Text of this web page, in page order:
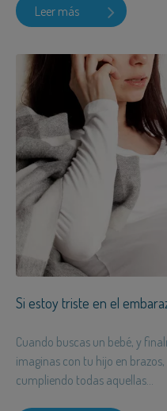
Leer más
Si estoy triste en el
Cuando buscas un bebé, y
imaginas con tu hijo en
cumpliendo todas aquellas...